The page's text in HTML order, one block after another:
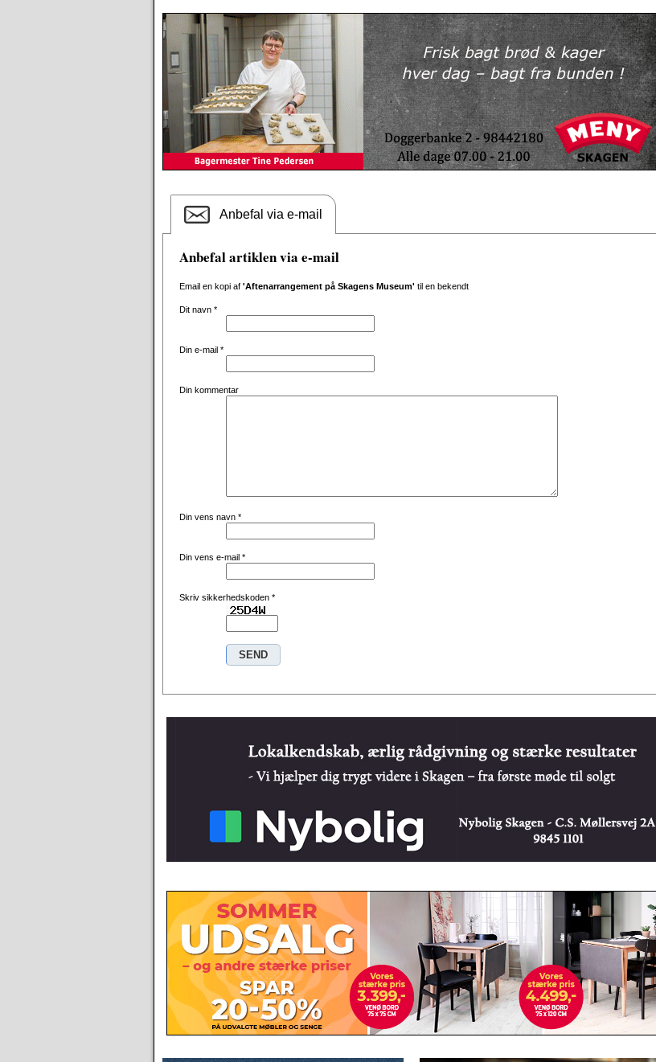
Anbefal via e-mail
Anbefal artiklen via e-mail
Email en kopi af 'Aftenarrangement på Skagens Museum' til en bekendt
Dit navn *
Din e-mail *
Din kommentar
Din vens navn *
Din vens e-mail *
Skriv sikkerhedskoden *